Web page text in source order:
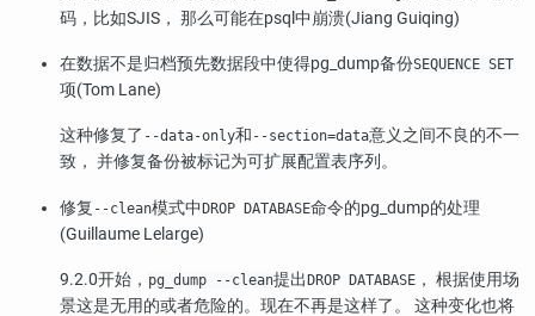
码，比如SJIS， 那么可能在psql 中崩溃(Jiang Guiqing)
在数据不是归档预先数据段中使得pg_dump备份SEQUENCE SET
项(Tom Lane)
这种修复了 --data-only和 --section=data意义之间不良的不一
致， 并修复备份被标记为可扩展配置表序列。
修复 --clean模式中DROP DATABASE命令的pg_dump的处理
(Guillaume Lelarge)
9.2.0开始， pg_dump --clean提出 DROP DATABASE ， 根据使用场
景这是无用的或者危险的。现在不再是这样了。 这种变化也将